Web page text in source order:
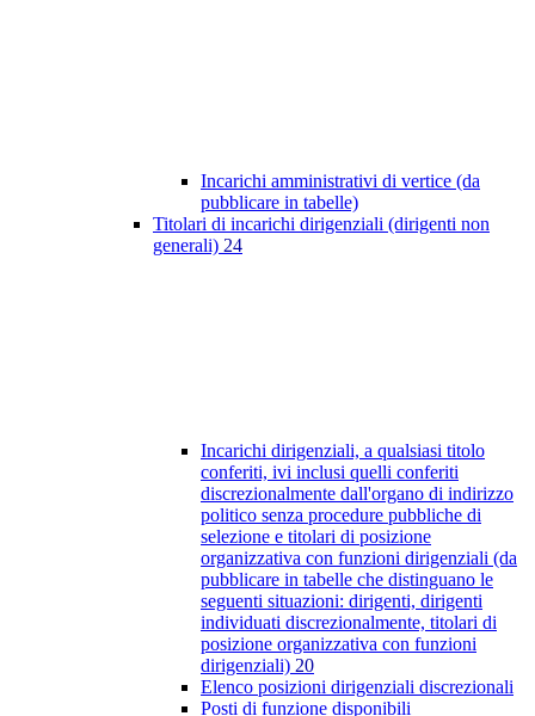
Incarichi amministrativi di vertice (da
pubblicare in tabelle)
Titolari di incarichi dirigenziali (dirigenti non
generali) 24
Incarichi dirigenziali, a qualsiasi titolo
conferiti, ivi inclusi quelli conferiti
discrezionalmente dall'organo di indirizzo
politico senza procedure pubbliche di
selezione e titolari di posizione
organizzativa con funzioni dirigenziali (da
pubblicare in tabelle che distinguano le
seguenti situazioni: dirigenti, dirigenti
individuati discrezionalmente, titolari di
posizione organizzativa con funzioni
dirigenziali) 20
Elenco posizioni dirigenziali discrezionali
Posti di funzione disponibili